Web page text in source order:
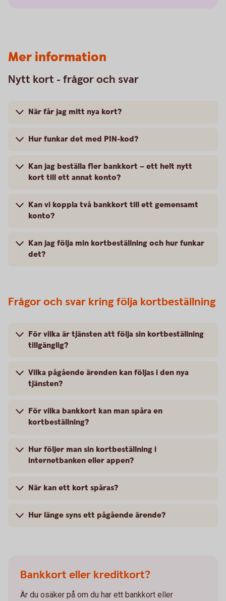
Mer information
Nytt kort - frågor och svar
När får jag mitt nya kort?
Hur funkar det med PIN-kod?
Kan jag beställa fler bankkort – ett helt nytt
kort till ett annat konto?
Kan vi koppla två bankkort till ett gemensamt
konto?
Kan jag följa min kortbeställning och hur funkar
det?
Frågor och svar kring följa kortbeställning
För vilka är tjänsten att följa sin kortbeställning
tillgänglig?
Vilka pågående ärenden kan följas i den nya
tjänsten?
För vilka bankkort kan man spåra en
kortbeställning?
Hur följer man sin kortbeställning i
internetbanken eller appen?
När kan ett kort spåras?
Hur länge syns ett pågående ärende?
Bankkort eller kreditkort?
Är du osäker på om du har ett bankkort eller